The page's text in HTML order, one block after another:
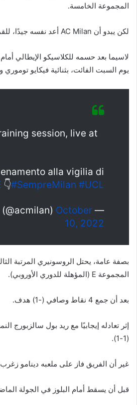
المجموعة الخامسة.
لكن يبدو أن AC Milan أعد نفسه جيدًا، للقمة الإيطالية الإنجليزية.
يوم السبت الفائت، بثنائية فيكايو توموري و
session, live at
alla vigilia di
👇#SempreMilan #UCL
— AC Milan (@acmilan)
October
10, 2022
بصفة عامة، يحتل الروسونيري المرتبة
المجموعة E (المؤهلة للدوري الأوروبي).
بعد أن جمع 4 نقاط وصافي (-1) هدف.
إثر تعادله إيجابيًا مع ريد بول سالزبورج
(1-1).
غير أن الفريق فاز على ملعبه دينامو زغرب
قبل أن يسقط أمام البلوز في الجولة